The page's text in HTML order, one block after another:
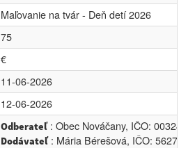
Maľovanie na tvár - Deň detí 2026
75
€
11-06-2026
12-06-2026
Odberateľ: Obec Nováčany, IČO:
Dodávateľ: Mária Bérešová, IČO: